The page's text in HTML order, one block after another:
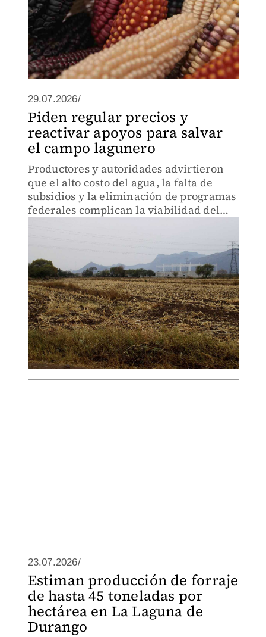
29.07.2026/
Piden regular precios y
reactivar apoyos para salvar
el campo lagunero
Productores y autoridades advirtieron
que el alto costo del agua, la falta de
subsidios y la eliminación de programas
federales complican la viabilidad del
23.07.2026/
Estiman producción de forraje
de hasta 45 toneladas por
hectárea en La Laguna de
Durango